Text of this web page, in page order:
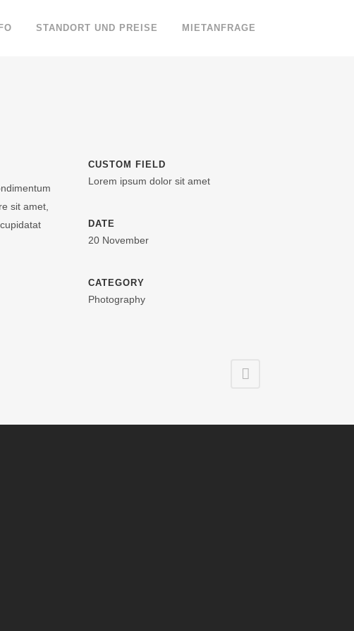
STANDORT UND PREISE MIETANFRAGE
sit amet,
CUSTOM FIELD
Lorem ipsum dolor sit amet
DATE
20 November
CATEGORY
Photography